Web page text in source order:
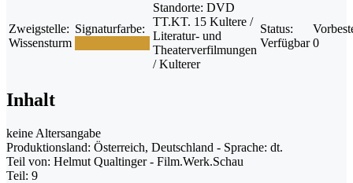
Zweigstelle:
Wissensturm
Signaturfarbe:
Standorte: DVD
TT.KT. 15 Kultere /
Literatur- und
Theaterverfilmungen
/ Kulterer
Status:
Verfügbar 0
Inhalt
keine Altersangabe
Produktionsland: Österreich, Deutschland - Sprache: dt.
Teil von: Helmut Qualtinger - Film.Werk.Schau
Teil: 9